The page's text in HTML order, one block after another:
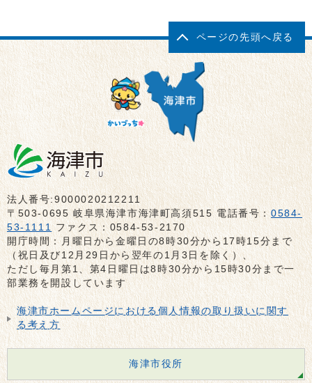
ページの先頭へ戻る
法人番号:9000020212211
〒503-0695 岐阜県海津市海津町高須515 電話番号：0584-
53-1111 ファクス：0584-53-2170
開庁時間：月曜日から金曜日の8時30分から17時15分まで
（祝日及び12月29日から翌年の1月3日を除く）、
ただし毎月第1、第4日曜日は8時30分から15時30分まで一
部業務を開設しています
海津市ホームページにおける個人情報の取り扱いに関す
る考え方
海津市役所